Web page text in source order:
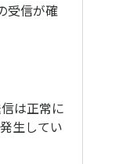
受信が確
は正常に
生してい